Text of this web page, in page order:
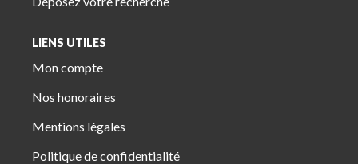
LIENS UTILES
Mon compte
Nos honoraires
Mentions légales
Politique de confidentialité